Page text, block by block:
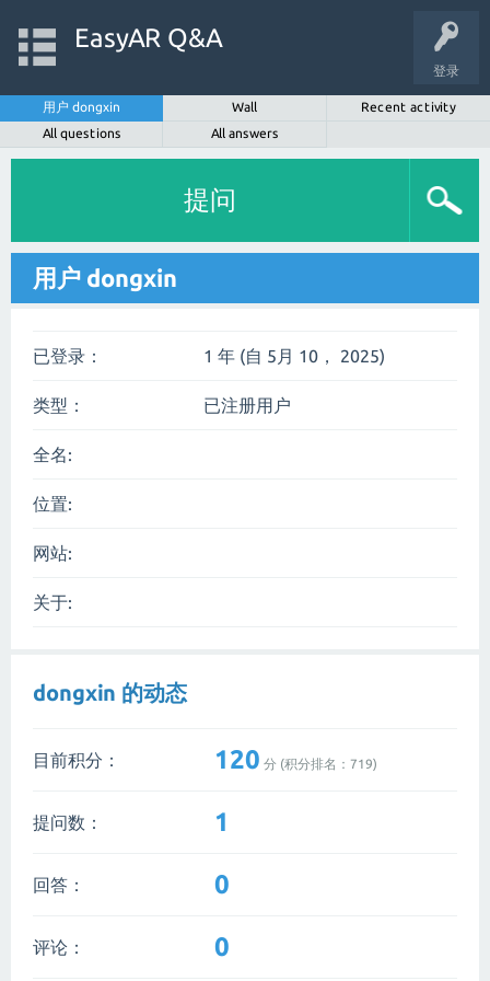
登录
EasyAR Q&A
用户 dongxin Wall
Recent activity
All questions
All answers
提问
用户 dongxin
已登录： 1 年 (自 5月 10， 2025)
类型： 已注册用户
全名:
位置:
网站:
关于:
dongxin 的动态
目前积分： 120 分 (积分排名： 719)
提问数： 1
回答： 0
评论： 0